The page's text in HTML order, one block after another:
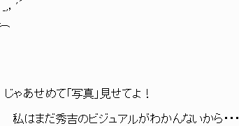
写真」見せてよ！
ュアルがわかんないから・・・